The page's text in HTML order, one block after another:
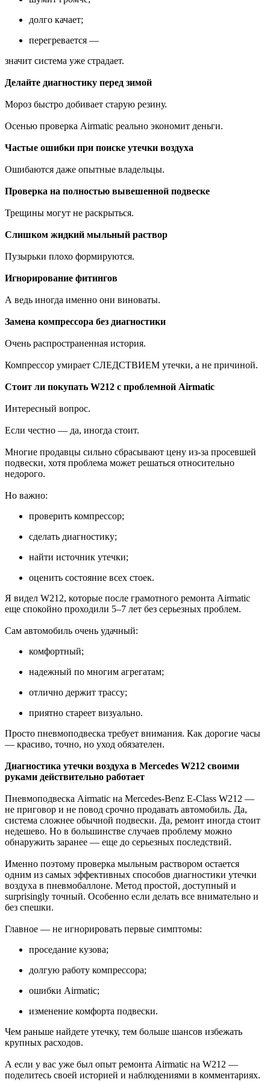
долго качает;
перегревается —
значит система уже страдает.
Делайте диагностику перед зимой
Мороз быстро добивает старую резину.
Осенью проверка Airmatic реально экономит деньги.
Частые ошибки при поиске утечки воздуха
Ошибаются даже опытные владельцы.
Проверка на полностью вывешенной подвеске
Трещины могут не раскрыться.
Слишком жидкий мыльный раствор
Пузырьки плохо формируются.
Игнорирование фитингов
А ведь иногда именно они виноваты.
Замена компрессора без диагностики
Очень распространенная история.
Компрессор умирает СЛЕДСТВИЕМ утечки, а не причиной.
Стоит ли покупать W212 с проблемной Airmatic
Интересный вопрос.
Если честно — да, иногда стоит.
Многие продавцы сильно сбрасывают цену из-за просевшей
подвески, хотя проблема может решаться относительно
недорого.
Но важно:
проверить компрессор;
сделать диагностику;
найти источник утечки;
оценить состояние всех стоек.
Я видел W212, которые после грамотного ремонта Airmatic
еще спокойно проходили 5–7 лет без серьезных проблем.
Сам автомобиль очень удачный:
комфортный;
надежный по многим агрегатам;
отлично держит трассу;
приятно стареет визуально.
Просто пневмоподвеска требует внимания. Как дорогие часы
— красиво, точно, но уход обязателен.
Диагностика утечки воздуха в Mercedes W212 своими
руками действительно работает
Пневмоподвеска Airmatic на Mercedes-Benz E-Class W212 —
не приговор и не повод срочно продавать автомобиль. Да,
система сложнее обычной подвески. Да, ремонт иногда стоит
недешево. Но в большинстве случаев проблему можно
обнаружить заранее — еще до серьезных последствий.
Именно поэтому проверка мыльным раствором остается
одним из самых эффективных способов диагностики утечки
воздуха в пневмобаллоне. Метод простой, доступный и
surprisingly точный. Особенно если делать все внимательно и
без спешки.
Главное — не игнорировать первые симптомы:
проседание кузова;
долгую работу компрессора;
ошибки Airmatic;
изменение комфорта подвески.
Чем раньше найдете утечку, тем больше шансов избежать
крупных расходов.
А если у вас уже был опыт ремонта Airmatic на W212 —
поделитесь своей историей и наблюдениями в комментариях.